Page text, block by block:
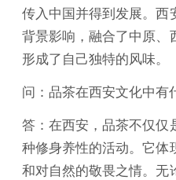
传入中国并得到发展。西
背景影响，融合了中原、
形成了自己独特的风味。
问：品茶在西安文化中有
答：在西安，品茶不仅仅
种修身养性的活动。它体
和对自然的敬畏之情。无